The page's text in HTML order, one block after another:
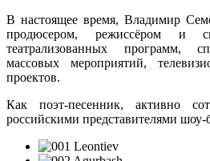
В настоящее время, Владимир
продюсером, режиссёром и
театрализованных программ,
массовых мероприятий,
проектов.
Как поэт-песенник, активно
российскими представителями шоу-